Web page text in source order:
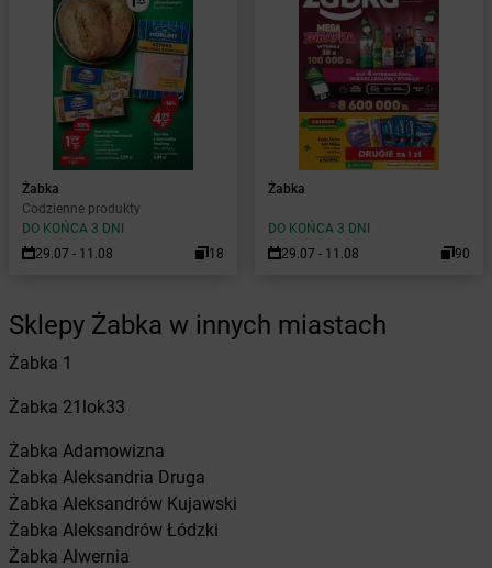
Żabka
Codzienne produkty
DO KOŃCA 3 DNI
29.07 - 11.08
18
Żabka
DO KOŃCA 3 DNI
29.07 - 11.08
90
Sklepy Żabka w innych miastach
Żabka 1
Żabka 21lok33
Żabka Adamowizna
Żabka Aleksandria Druga
Żabka Aleksandrów Kujawski
Żabka Aleksandrów Łódzki
Żabka Alwernia